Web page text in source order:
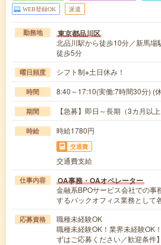
WEB登録OK 派遣
勤務地 東京都品川区
北品川駅から徒歩10分／新馬場
徒歩5分
曜日頻度 シフト制※土日休み！
時間 8:40～17:10(実働:7時間30分) (
期間 【急募】即日～長期（3カ月以
時給 時給1780円
交通費
交通費支給
仕事内容 OA事務・OAオペレーター
金融系BPOサービス会社での事
するバックオフィス業務として
応募資格
職種未経験OK
職種未経験OK！業界未経験OK
ずはご応募ください／歓迎条件